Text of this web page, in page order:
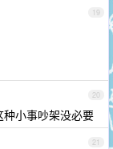
19
20
小事吵架没必要
21